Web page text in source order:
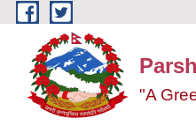
Skip to main content
"A